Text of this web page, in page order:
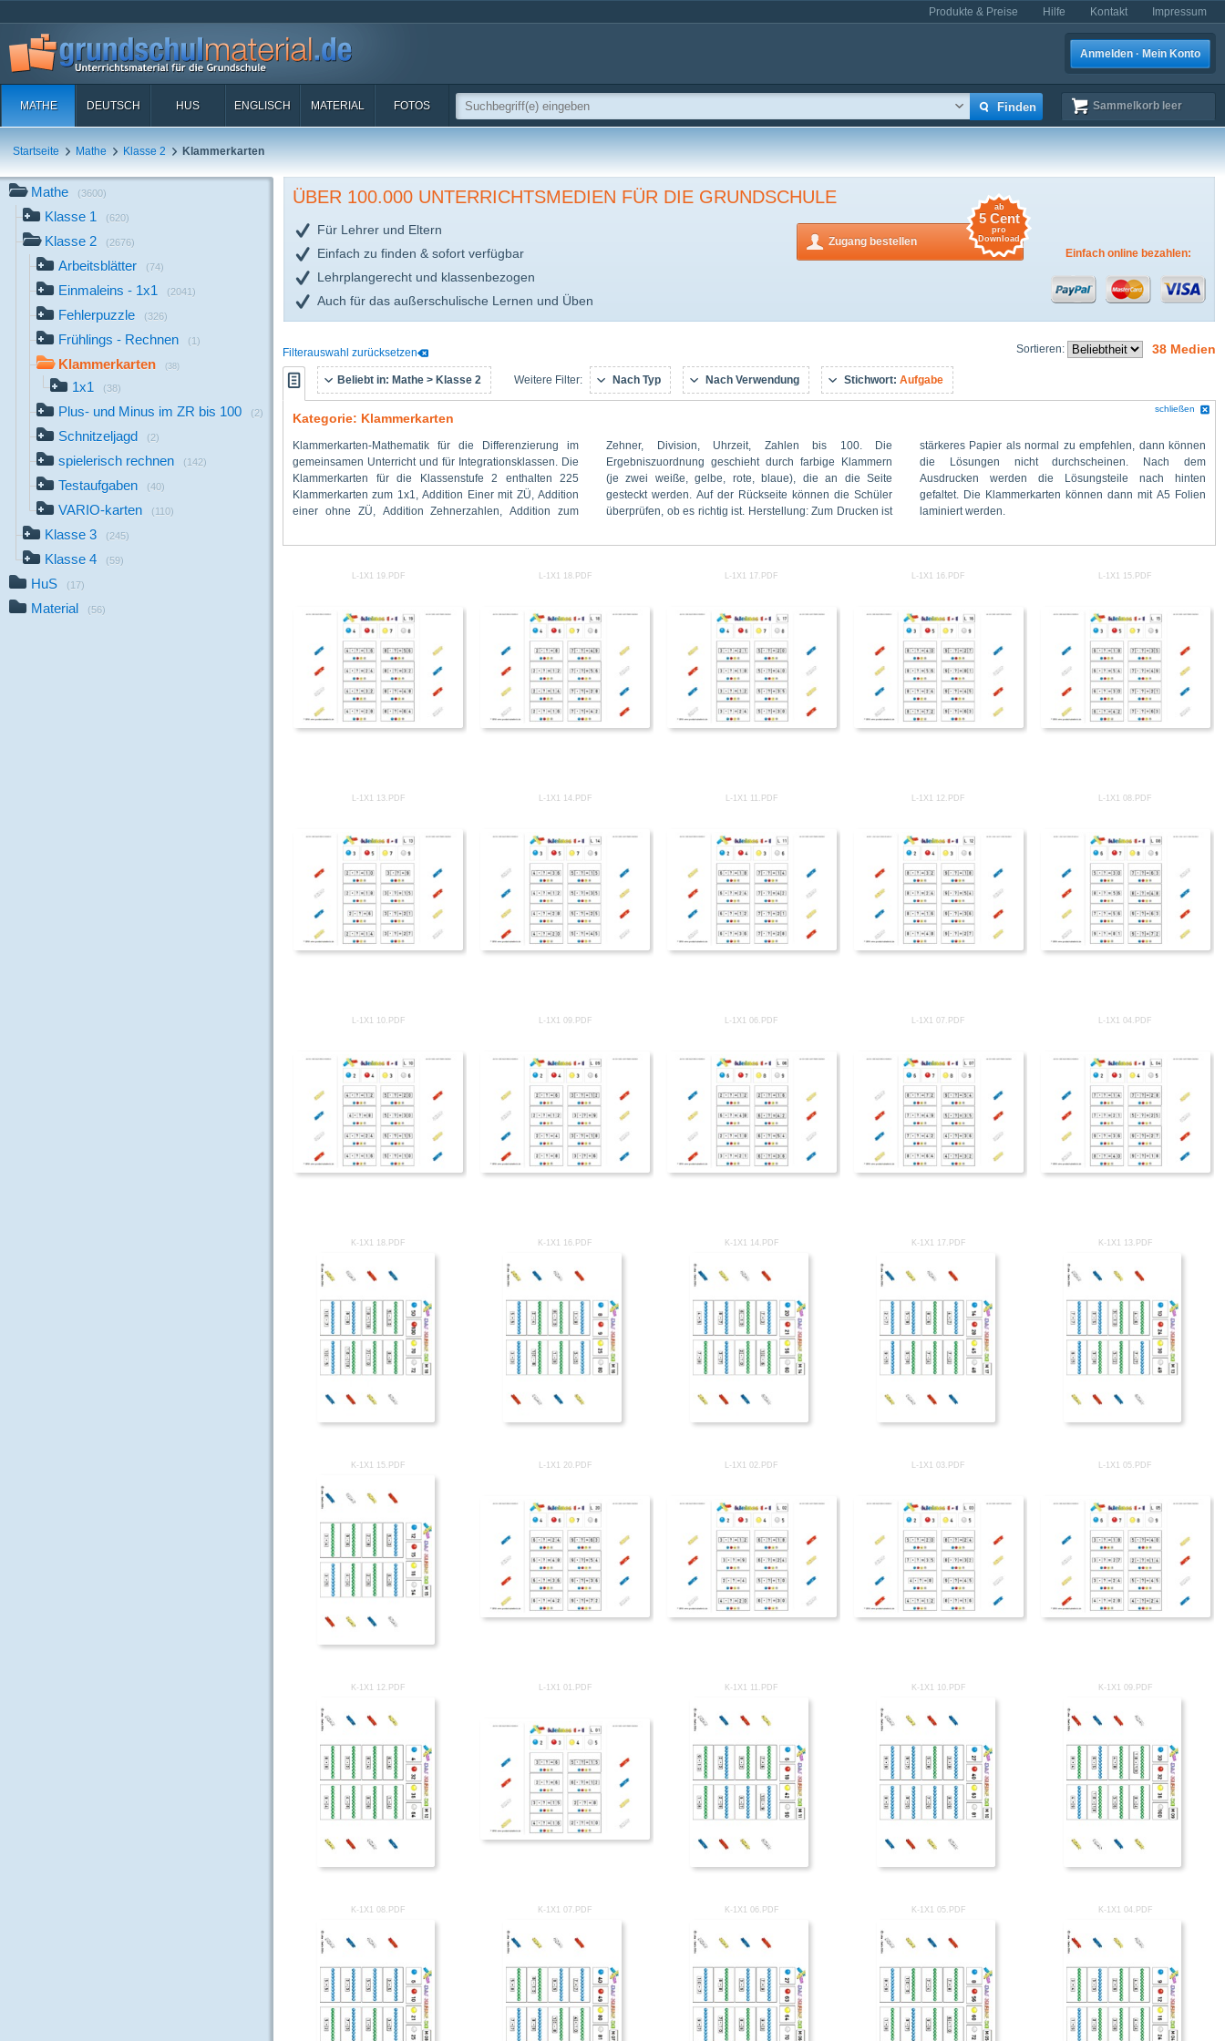
Produkte & Preise Hilfe Kontakt Impressum
Anmelden · Mein Konto
MATHE DEUTSCH HUS ENGLISCH MATERIAL FOTOS Sammelkorb leer
Startseite Mathe Klasse 2 Klammerkarten
Mathe (3600)
Klasse 1 (620)
Klasse 2 (2676)
Arbeitsblätter (74)
Einmaleins - 1x1 (2041)
Fehlerpuzzle (326)
Frühlings - Rechnen (1)
Klammerkarten (38)
1x1 (38)
Plus- und Minus im ZR bis 100 (2)
Schnitzeljagd (2)
spielerisch rechnen (142)
Testaufgaben (40)
VARIO-karten (110)
Klasse 3 (245)
Klasse 4 (59)
HuS (17)
Material (56)
ÜBER 100.000 UNTERRICHTSMEDIEN FÜR DIE GRUNDSCHULE
Für Lehrer und Eltern
Einfach zu finden & sofort verfügbar
Lehrplangerecht und klassenbezogen
Auch für das außerschulische Lernen und Üben
Zugang bestellen
ab
5 Cent
pro
Download
Einfach online bezahlen:
Sortieren: 38 Medien
Filterauswahl zurücksetzen
Beliebt in: Mathe > Klasse 2 Weitere Filter: Nach Typ Nach Verwendung Stichwort: Aufgabe
schließen
Kategorie: Klammerkarten
Klammerkarten-Mathematik für die Differenzierung im
gemeinsamen Unterricht und für Integrationsklassen. Die
Klammerkarten für die Klassenstufe 2 enthalten 225
Klammerkarten zum 1x1, Addition Einer mit ZÜ, Addition
einer ohne ZÜ, Addition Zehnerzahlen, Addition zum
Zehner, Division, Uhrzeit, Zahlen bis 100. Die
Ergebniszuordnung geschieht durch farbige Klammern
(je zwei weiße, gelbe, rote, blaue), die an die Seite
gesteckt werden. Auf der Rückseite können die Schüler
überprüfen, ob es richtig ist. Herstellung: Zum Drucken ist
stärkeres Papier als normal zu empfehlen, dann können
die Lösungen nicht durchscheinen. Nach dem
Ausdrucken werden die Lösungsteile nach hinten
gefaltet. Die Klammerkarten können dann mit A5 Folien
laminiert werden.
L-1X1 19.PDF L-1X1 18.PDF L-1X1 17.PDF L-1X1 16.PDF L-1X1 15.PDF
L-1X1 13.PDF L-1X1 14.PDF L-1X1 11.PDF L-1X1 12.PDF L-1X1 08.PDF
L-1X1 10.PDF L-1X1 09.PDF L-1X1 06.PDF L-1X1 07.PDF L-1X1 04.PDF
K-1X1 18.PDF K-1X1 16.PDF K-1X1 14.PDF K-1X1 17.PDF K-1X1 13.PDF
K-1X1 15.PDF L-1X1 20.PDF L-1X1 02.PDF L-1X1 03.PDF L-1X1 05.PDF
K-1X1 12.PDF L-1X1 01.PDF K-1X1 11.PDF K-1X1 10.PDF K-1X1 09.PDF
K-1X1 08.PDF K-1X1 07.PDF K-1X1 06.PDF K-1X1 05.PDF K-1X1 04.PDF